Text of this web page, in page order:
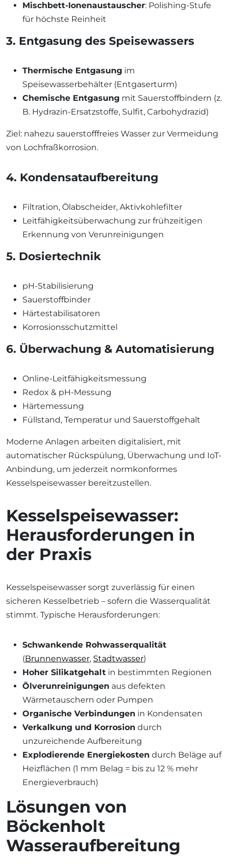
Mischbett-Ionenaustauscher: Polishing-Stufe
für höchste Reinheit
3. Entgasung des Speisewassers
Thermische Entgasung im
Speisewasserbehälter (Entgaserturm)
Chemische Entgasung mit Sauerstoffbindern (z.
B. Hydrazin-Ersatzstoffe, Sulfit, Carbohydrazid)
Ziel: nahezu sauerstofffreies Wasser zur Vermeidung
von Lochfraßkorrosion.
4. Kondensataufbereitung
Filtration, Ölabscheider, Aktivkohlefilter
Leitfähigkeitsüberwachung zur frühzeitigen
Erkennung von Verunreinigungen
5. Dosiertechnik
pH-Stabilisierung
Sauerstoffbinder
Härtestabilisatoren
Korrosionsschutzmittel
6. Überwachung & Automatisierung
Online-Leitfähigkeitsmessung
Redox & pH-Messung
Härtemessung
Füllstand, Temperatur und Sauerstoffgehalt
Moderne Anlagen arbeiten digitalisiert, mit
automatischer Rückspülung, Überwachung und IoT-
Anbindung, um jederzeit normkonformes
Kesselspeisewasser bereitzustellen.
Kesselspeisewasser:
Herausforderungen in
der Praxis
Kesselspeisewasser sorgt zuverlässig für einen
sicheren Kesselbetrieb – sofern die Wasserqualität
stimmt. Typische Herausforderungen:
Schwankende Rohwasserqualität
(Brunnenwasser, Stadtwasser)
Hoher Silikatgehalt in bestimmten Regionen
Ölverunreinigungen aus defekten
Wärmetauschern oder Pumpen
Organische Verbindungen in Kondensaten
Verkalkung und Korrosion durch
unzureichende Aufbereitung
Explodierende Energiekosten durch Beläge auf
Heizflächen (1 mm Belag = bis zu 12 % mehr
Energieverbrauch)
Lösungen von
Böckenholt
Wasseraufbereitung